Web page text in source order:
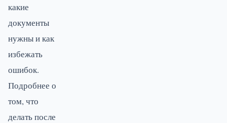
какие
документы
нужны и как
избежать
ошибок.
Подробнее о
том, что
делать после